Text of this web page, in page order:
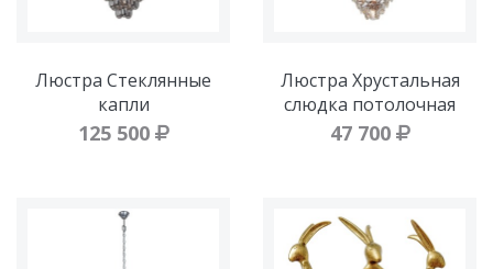
Люстра Стеклянные
капли
125 500
Люстра Хрустальная
слюдка потолочная
47 700